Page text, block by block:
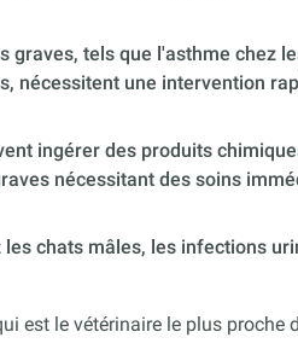
graves, tels que l'asthme chez
nécessitent une intervention
ingérer des produits
nécessitant des soins
chats mâles, les infections
est le vétérinaire le plus proche